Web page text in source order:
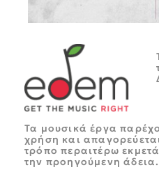
Τα μουσικά έργα
χρήση και
τρόπο περαιτέρω
την προηγούμενη άδεια.